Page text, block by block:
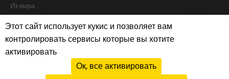
Из мира
Интервью
Истории франчайзи
Рапорты
Этот сайт использует кукис и позволяет вам
контролировать сервисы которые вы хотите
активировать
Ок, все активировать